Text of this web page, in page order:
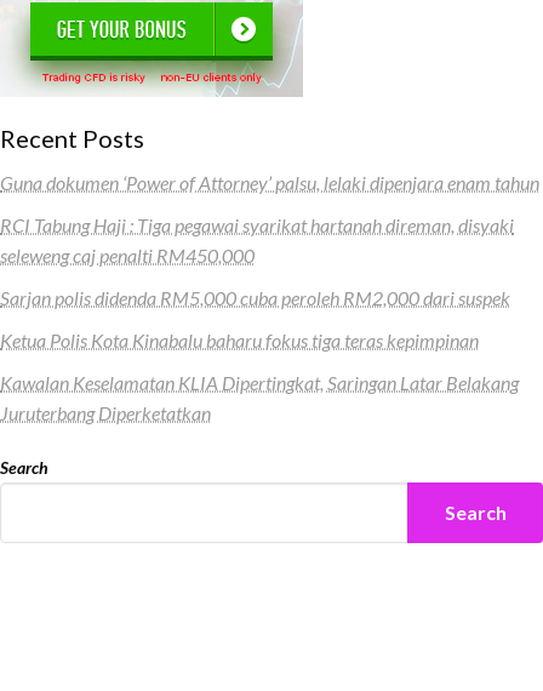
Recent Posts
Guna dokumen ‘Power of Attorney’ palsu, lelaki dipenjara enam tahun
RCI Tabung Haji : Tiga pegawai syarikat hartanah direman, disyaki
seleweng caj penalti RM450,000
Sarjan polis didenda RM5,000 cuba peroleh RM2,000 dari suspek
Ketua Polis Kota Kinabalu baharu fokus tiga teras kepimpinan
Kawalan Keselamatan KLIA Dipertingkat, Saringan Latar Belakang
Juruterbang Diperketatkan
Search
Search